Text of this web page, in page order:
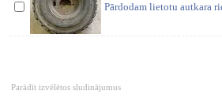
Pārdodam lietotu autkara
Parādīt izvēlētos sludinājumus